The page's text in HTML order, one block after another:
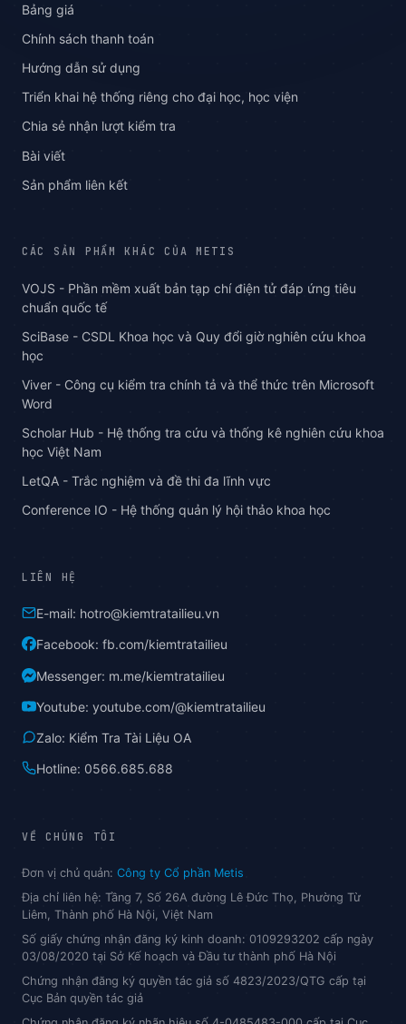
Bảng giá
Chính sách thanh toán
Hướng dẫn sử dụng
Triển khai hệ thống riêng cho đại học, học viện
Chia sẻ nhận lượt kiểm tra
Bài viết
Sản phẩm liên kết
CÁC SẢN PHẨM KHÁC CỦA METIS
VOJS - Phần mềm xuất bản tạp chí điện tử đáp ứng tiêu
chuẩn quốc tế
SciBase - CSDL Khoa học và Quy đổi giờ nghiên cứu khoa
học
Viver - Công cụ kiểm tra chính tả và thể thức trên Microsoft
Word
Scholar Hub - Hệ thống tra cứu và thống kê nghiên cứu khoa
học Việt Nam
LetQA - Trắc nghiệm và đề thi đa lĩnh vực
Conference IO - Hệ thống quản lý hội thảo khoa học
LIÊN HỆ
E-mail: hotro@kiemtratailieu.vn
Facebook: fb.com/kiemtratailieu
Messenger: m.me/kiemtratailieu
Youtube: youtube.com/@kiemtratailieu
Zalo: Kiểm Tra Tài Liệu OA
Hotline: 0566.685.688
VỀ CHÚNG TÔI
Đơn vị chủ quản: Công ty Cổ phần Metis
Địa chỉ liên hệ: Tầng 7, Số 26A đường Lê Đức Thọ, Phường Từ
Liêm, Thành phố Hà Nội, Việt Nam
Số giấy chứng nhận đăng ký kinh doanh: 0109293202 cấp ngày
03/08/2020 tại Sở Kế hoạch và Đầu tư thành phố Hà Nội
Chứng nhận đăng ký quyền tác giả số 4823/2023/QTG cấp tại
Cục Bản quyền tác giả